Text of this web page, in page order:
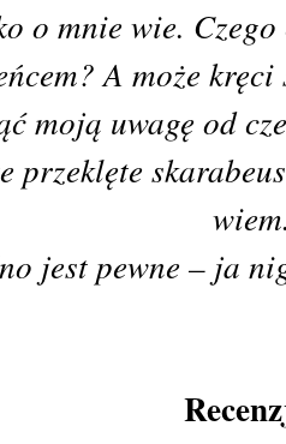
o mnie wie.
A może
moją uwagę od
przeklęte
jest pewne – ja